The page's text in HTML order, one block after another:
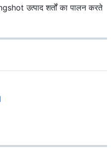
उत्पाद शर्तों का पालन करते